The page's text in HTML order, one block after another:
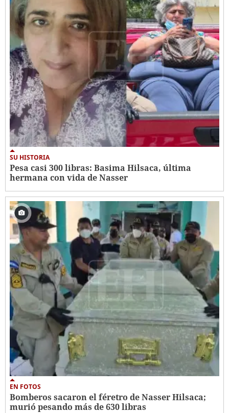
SU HISTORIA
Pesa casi 300 libras: Basima Hilsaca, última
hermana con vida de Nasser
EN FOTOS
Bomberos sacaron el féretro de Nasser Hilsaca;
murió pesando más de 630 libras